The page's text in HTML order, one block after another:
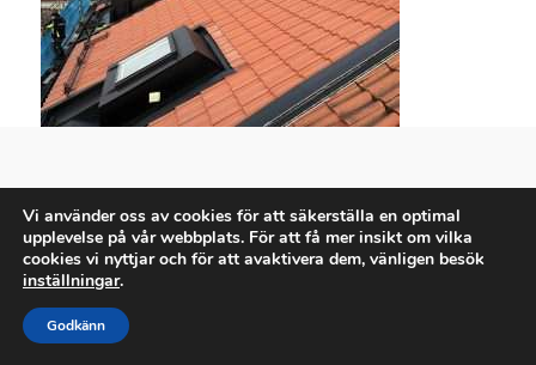
Vi använder oss av cookies för att säkerställa en optimal
upplevelse på vår webbplats. För att få mer insikt om vilka
cookies vi nyttjar och för att avaktivera dem, vänligen besök
inställningar.
Godkänn